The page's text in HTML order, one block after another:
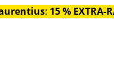
: 15 % EXTRA-